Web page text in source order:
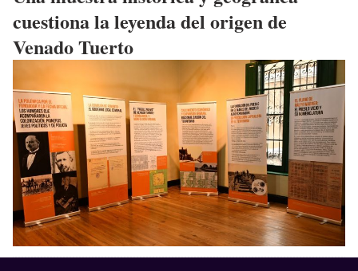
cuestiona la leyenda del origen de
Venado Tuerto